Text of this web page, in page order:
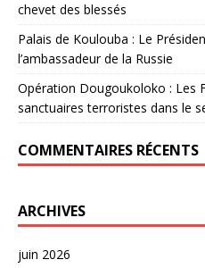
chevet des blessés
Palais de Koulouba : Le
l’ambassadeur de la Russie
Opération Dougoukoloko : Les
sanctuaires terroristes dans le
COMMENTAIRES RÉCENTS
ARCHIVES
juin 2026